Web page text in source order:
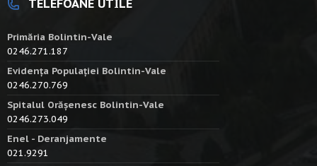
TELEFOANE UTILE
Primăria Bolintin-Vale
0246.271.187
Evidența Populației Bolintin-Vale
0246.270.769
Spitalul Orășenesc Bolintin-Vale
0246.273.049
Enel - Deranjamente
021.9291